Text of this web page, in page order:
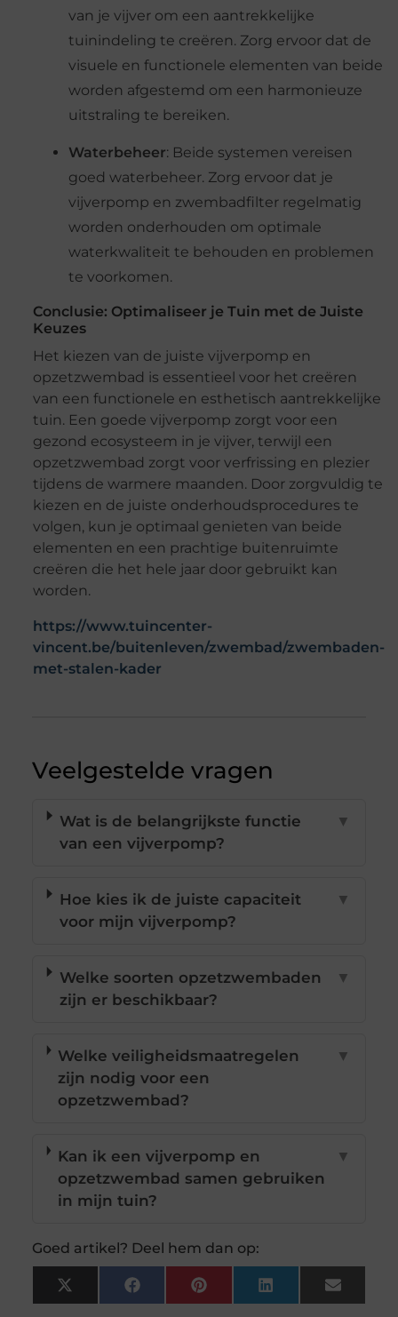
van je vijver om een aantrekkelijke
tuinindeling te creëren. Zorg ervoor dat de
visuele en functionele elementen van beide
worden afgestemd om een harmonieuze
uitstraling te bereiken.
Waterbeheer: Beide systemen vereisen
goed waterbeheer. Zorg ervoor dat je
vijverpomp en zwembadfilter regelmatig
worden onderhouden om optimale
waterkwaliteit te behouden en problemen
te voorkomen.
Conclusie: Optimaliseer je Tuin met de Juiste
Keuzes
Het kiezen van de juiste vijverpomp en
opzetzwembad is essentieel voor het creëren
van een functionele en esthetisch aantrekkelijke
tuin. Een goede vijverpomp zorgt voor een
gezond ecosysteem in je vijver, terwijl een
opzetzwembad zorgt voor verfrissing en plezier
tijdens de warmere maanden. Door zorgvuldig te
kiezen en de juiste onderhoudsprocedures te
volgen, kun je optimaal genieten van beide
elementen en een prachtige buitenruimte
creëren die het hele jaar door gebruikt kan
worden.
https://www.tuincenter-
vincent.be/buitenleven/zwembad/zwembaden-
met-stalen-kader
Veelgestelde vragen
Wat is de belangrijkste functie
van een vijverpomp?
▼
Hoe kies ik de juiste capaciteit
voor mijn vijverpomp?
▼
Welke soorten opzetzwembaden
zijn er beschikbaar?
▼
Welke veiligheidsmaatregelen
zijn nodig voor een
opzetzwembad?
▼
Kan ik een vijverpomp en
opzetzwembad samen gebruiken
in mijn tuin?
▼
Goed artikel? Deel hem dan op:
X
(Twitter)
FacebookPinterestLinkedInEmail